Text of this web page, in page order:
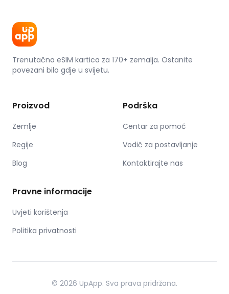
Trenutačna eSIM kartica za 170+ zemalja. Ostanite
povezani bilo gdje u svijetu.
Proizvod
Zemlje
Regije
Blog
Podrška
Centar za pomoć
Vodič za postavljanje
Kontaktirajte nas
Pravne informacije
Uvjeti korištenja
Politika privatnosti
© 2026 UpApp. Sva prava pridržana.